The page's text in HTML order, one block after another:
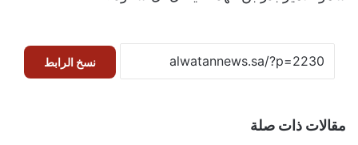
نسخ الرابط
مقالات ذات صلة